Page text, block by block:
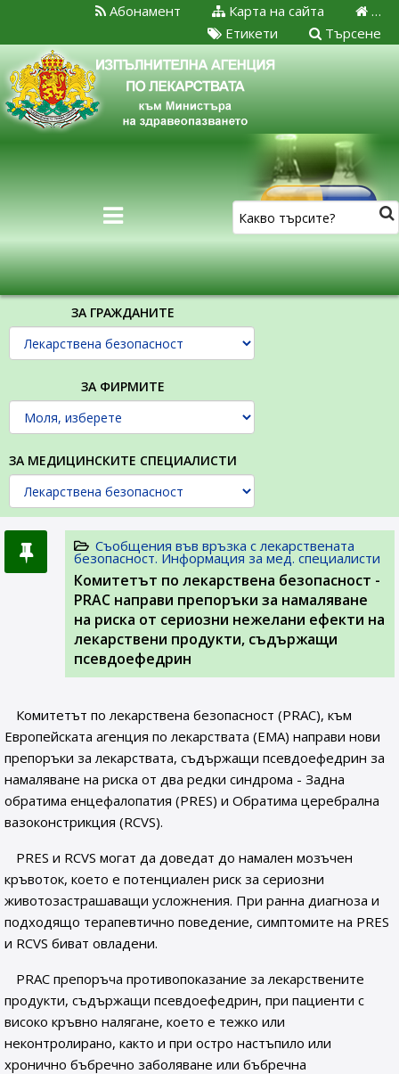
…
Карта на сайта
Абонамент
Търсене
Етикети
ЗА ГРАЖДАНИТЕ
ЗА ФИРМИТЕ
ЗА МЕДИЦИНСКИТЕ СПЕЦИАЛИСТИ
Съобщения във връзка с лекарствената
безопасност. Информация за мед. специалисти
Комитетът по лекарствена безопасност -
PRAC направи препоръки за намаляване
на риска от сериозни нежелани ефекти на
лекарствени продукти, съдържащи
псевдоефедрин
Комитетът по лекарствена безопасност (PRAC), към
Европейската агенция по лекарствата (ЕМА) направи нови
препоръки за лекарствата, съдържащи псевдоефедрин за
намаляване на риска от два редки синдрома - Задна
обратима енцефалопатия (PRES) и Обратима церебрална
вазоконстрикция (RCVS).
PRES и RCVS могат да доведат до намален мозъчен
кръвоток, което е потенциален риск за сериозни
животозастрашаващи усложнения. При ранна диагноза и
подходящо терапевтично поведение, симптомите на PRES
и RCVS биват овладени.
PRAC препоръча противопоказание за лекарствените
продукти, съдържащи псевдоефедрин, при пациенти с
високо кръвно налягане, което е тежко или
неконтролирано, както и при остро настъпило или
хронично бъбречно заболяване или бъбречна